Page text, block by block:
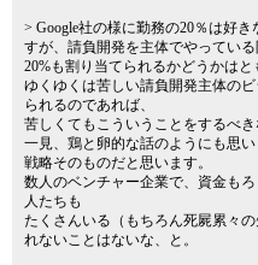
> Google社の様に勤務の20％は好
すが、請負開発を主体でやってい
20%も割り当てられるかどうかはと
ゆくゆくは苦しい請負開発主体の
られるのであれば、
苦しくてもこういうことをするべき
一見、鶏と卵的な話のようにも思
戦略そのものだと思います。
数人のベンチャー企業で、資金も
人たちも
たくさんいる（もちろん死屍累々
れないことはないな、と。